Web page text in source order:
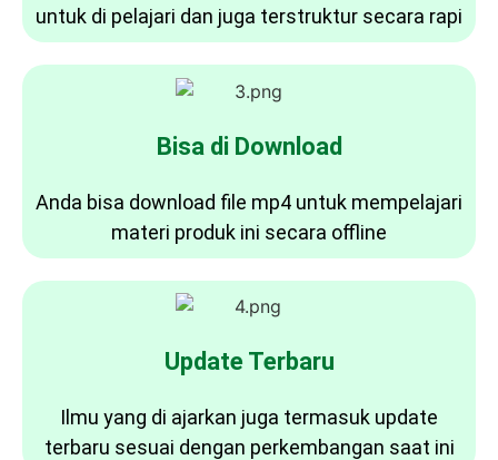
untuk di pelajari dan juga terstruktur secara rapi
Bisa di Download
Anda bisa download file mp4 untuk mempelajari
materi produk ini secara offline
Update Terbaru
Ilmu yang di ajarkan juga termasuk update
terbaru sesuai dengan perkembangan saat ini